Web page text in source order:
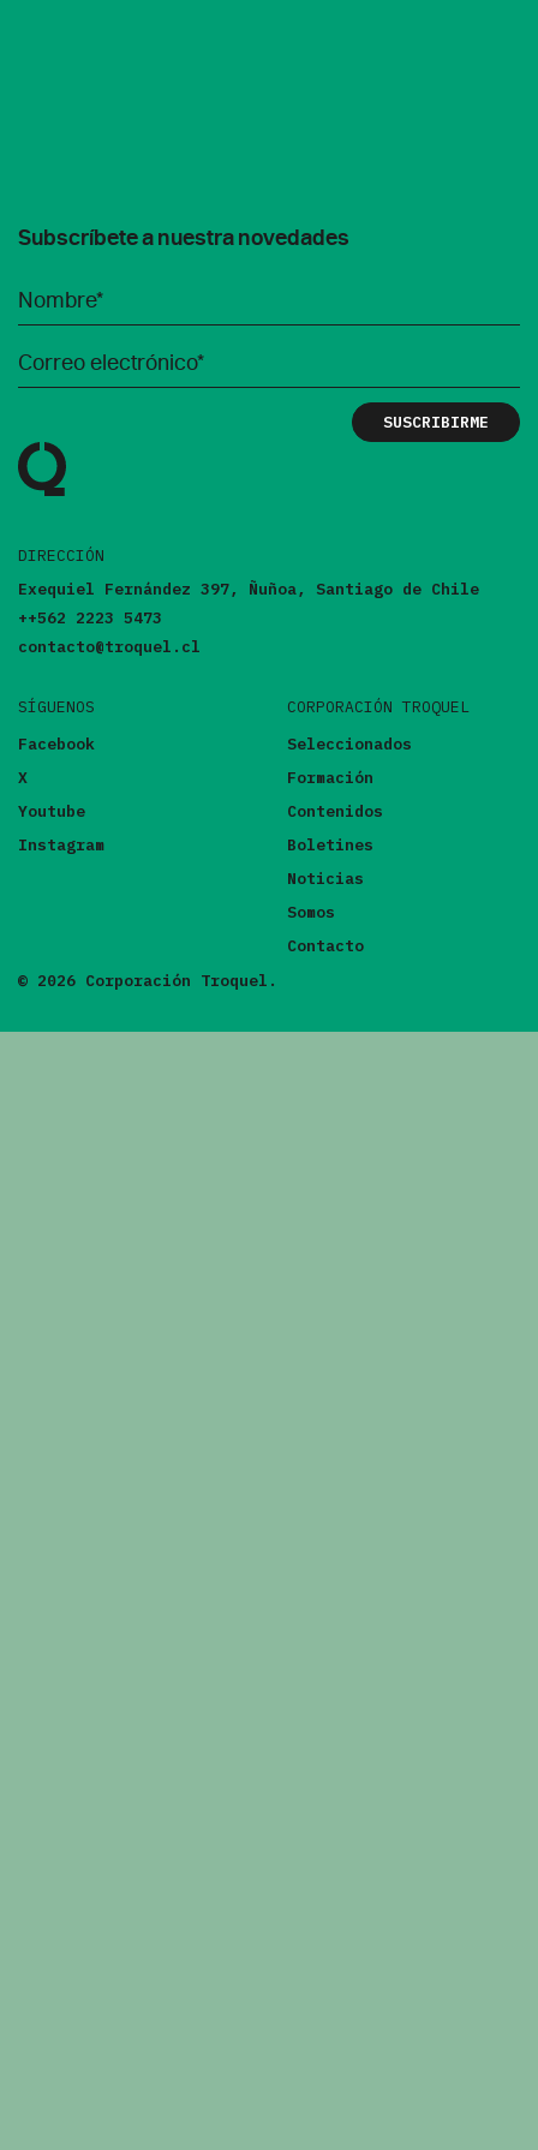
Subscríbete a nuestra novedades
DIRECCIÓN
Exequiel Fernández 397, Ñuñoa, Santiago de Chile
++562 2223 5473
contacto@troquel.cl
SÍGUENOS
Facebook
X
Youtube
Instagram
CORPORACIÓN TROQUEL
Seleccionados
Formación
Contenidos
Boletines
Noticias
Somos
Contacto
© 2026 Corporación Troquel.